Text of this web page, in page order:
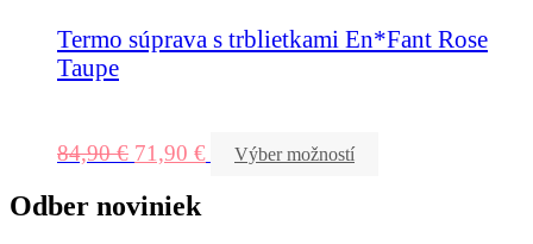
Termo súprava s trblietkami En*Fant Rose
Taupe
84,90€ 71,90 € Výber možností
Odber noviniek